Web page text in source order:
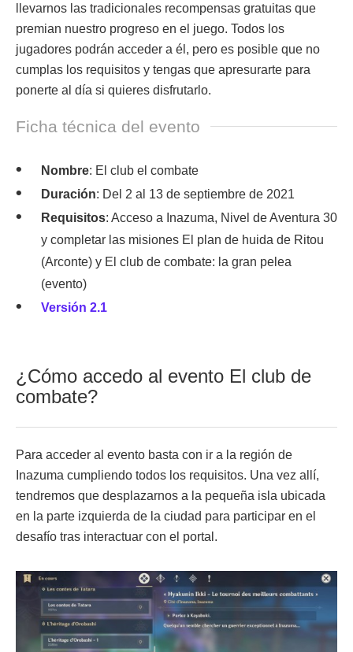
llevarnos las tradicionales recompensas gratuitas que
premian nuestro progreso en el juego. Todos los
jugadores podrán acceder a él, pero es posible que no
cumplas los requisitos y tengas que apresurarte para
ponerte al día si quieres disfrutarlo.
Ficha técnica del evento
Nombre: El club el combate
Duración: Del 2 al 13 de septiembre de 2021
Requisitos: Acceso a Inazuma, Nivel de Aventura 30
y completar las misiones El plan de huida de Ritou
(Arconte) y El club de combate: la gran pelea
(evento)
Versión 2.1
¿Cómo accedo al evento El club de
combate?
Para acceder al evento basta con ir a la región de
Inazuma cumpliendo todos los requisitos. Una vez allí,
tendremos que desplazarnos a la pequeña isla ubicada
en la parte izquierda de la ciudad para participar en el
desafío tras interactuar con el portal.